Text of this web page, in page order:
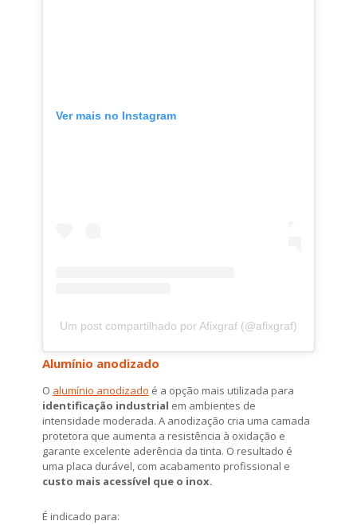
Ver mais no Instagram
Um post compartilhado por Afixgraf (@afixgraf)
Alumínio anodizado
O alumínio anodizado é a opção mais utilizada para
identificação industrial em ambientes de
intensidade moderada. A anodização cria uma camada
protetora que aumenta a resistência à oxidação e
garante excelente aderência da tinta. O resultado é
uma placa durável, com acabamento profissional e
custo mais acessível que o inox.
É indicado para: